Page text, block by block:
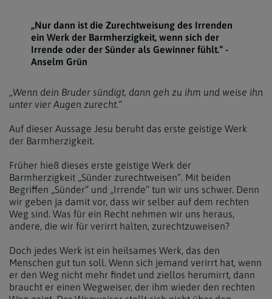
„Nur dann ist die Zurechtweisung des Irrenden
ein Werk der Barmherzigkeit, wenn sich der
Irrende oder der Sünder als Gewinner fühlt.“ -
Anselm Grün
„Wenn dein Bruder sündigt, dann geh zu ihm und weise ihn
unter vier Augen zurecht.“
Auf dieser Aussage Jesu beruht das erste geistige Werk
der Barmherzigkeit.
Früher hieß dieses erste geistige Werk der
Barmherzigkeit „Sünder zurechtweisen“. Mit beiden
Begriffen „Sünder“ und „Irrende“ tun wir uns schwer. Denn
wir geben ja damit vor, dass wir selber auf dem rechten
Weg sind. Was für ein Recht nehmen wir uns heraus,
andere, die wir für verirrt halten, zurechtzuweisen?
Doch jedes Werk ist ein heilsames Werk, das den
Menschen gut tun soll. Wenn sich jemand verirrt hat, wenn
er den Weg nicht mehr findet und ziellos herumirrt, dann
braucht er einen Wegweiser, der ihm wieder den rechten